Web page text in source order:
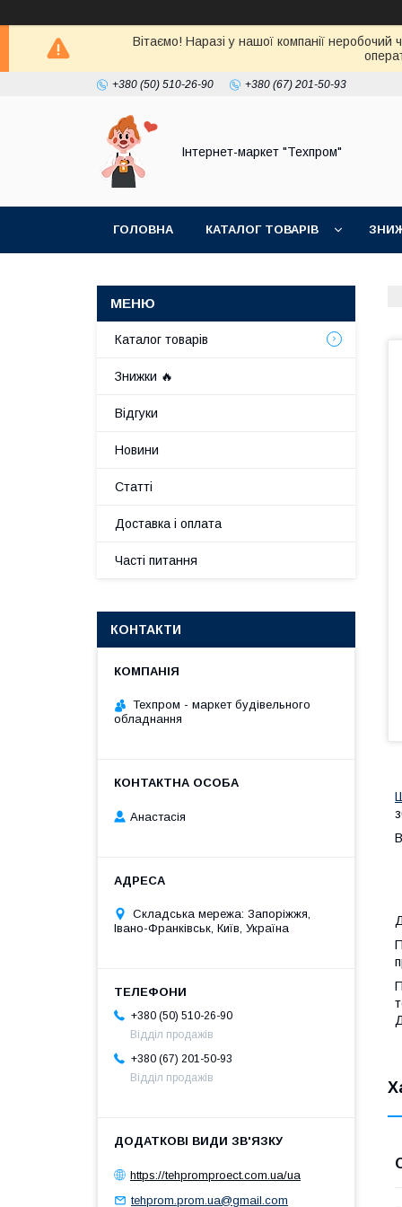
Вітаємо! Наразі у нашої компанії
+380 (50) 510-26-90 +380 (67) 201-50-93
Інтернет-маркет "Техпром"
ГОЛОВНА КАТАЛОГ ТОВАРIВ
Каталог товарiв
Знижки 🔥
Відгуки
Новини
Статті
Доставка і оплата
Часті питання
КОНТАКТИ
Техпром - маркет будівельного
обладнання
Анастасія
Складська мережа: Запоріжжя,
Івано-Франківськ, Київ, Україна
+380 (50) 510-26-90
Відділ продажів
+380 (67) 201-50-93
Відділ продажів
https://tehpromproect.com.ua/ua
tehprom.prom.ua@gmail.com